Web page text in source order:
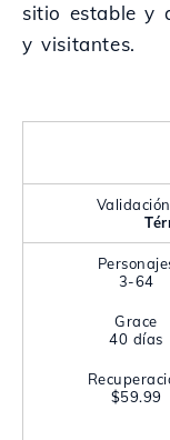
sitio estable y
y visitantes.
3-64
Grace
40 días
$59.99